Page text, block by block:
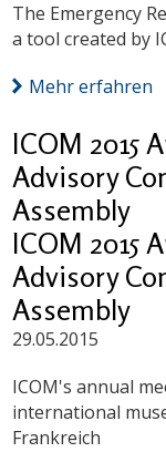
The Emergency
a tool created by
Mehr erfahren
ICOM 2015
Advisory
Assembly
ICOM 2015
Advisory
Assembly
29.05.2015
ICOM's annual
international
Frankreich